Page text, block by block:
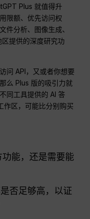
Plus 就值得升
限额、优先访问权
件分析、图像生成、
提供的深度研究功
问 API，又或者你想要
么 Plus 版的吸引力就
同工具提供的 AI 答
作区，可能比分别购买
能，还是需要能
否足够高，以证